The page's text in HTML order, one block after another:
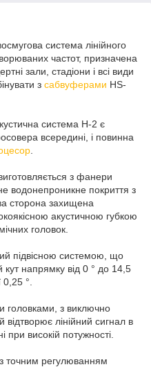
система лінійного
частот, призначена
зали, стадіони і всі види
з сабвуферами HS-
система H-2 є
всередині, і повинна
з фанери
водонепроникне покриття з
сторона захищена
акустичною губкою
головок.
підвісною системою, що
кут напрямку від 0 ° до 14,5
°.
головками, з виключно
лінійний сигнал в
високій потужності.
з точним регулюванням